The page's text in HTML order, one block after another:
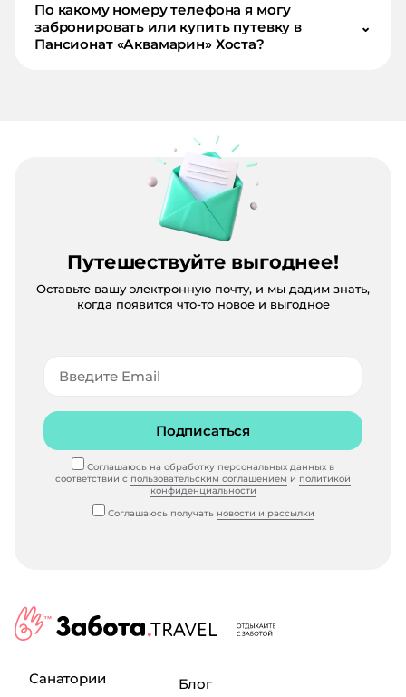
По какому номеру телефона я могу
забронировать или купить путевку в
Пансионат «Аквамарин» Хоста?
⌄
Путешествуйте выгоднее!
Оставьте вашу электронную почту, и мы дадим знать,
когда появится что-то новое и выгодное
Подписаться
Соглашаюсь на обработку персональных данных в
соответствии с пользовательским соглашением и политикой
конфиденциальности
Соглашаюсь получать новости и рассылки
Санатории
Блог